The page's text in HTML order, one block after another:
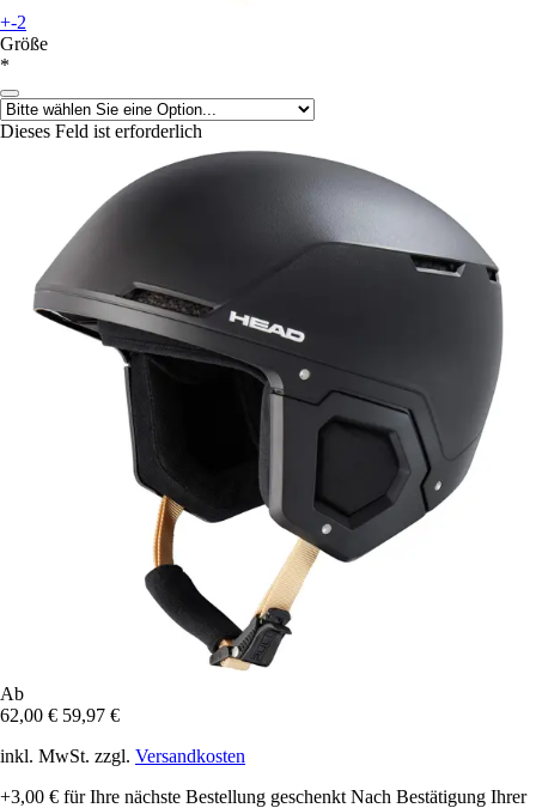
+-2
Größe
*
Dieses Feld ist erforderlich
Ab
62,00 € 59,97 €
inkl. MwSt. zzgl. Versandkosten
+3,00 € für Ihre nächste Bestellung geschenkt Nach Bestätigung Ihrer